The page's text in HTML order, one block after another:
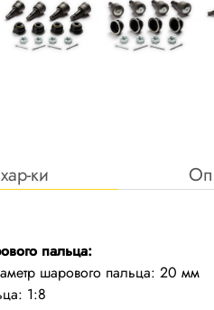
Тех. хар-ки
пальца:
шарового пальца: 20 мм
1:8